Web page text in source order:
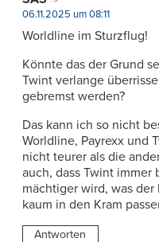
06.11.2025 um 08:11
Worldline im Sturzflug!
Könnte das der Grund
Twint verlange
gebremst werden?
Das kann ich so nicht
Worldline, Payrexx und
nicht teurer als die
auch, dass Twint
mächtiger wird, was
kaum in den Kram
Antworten